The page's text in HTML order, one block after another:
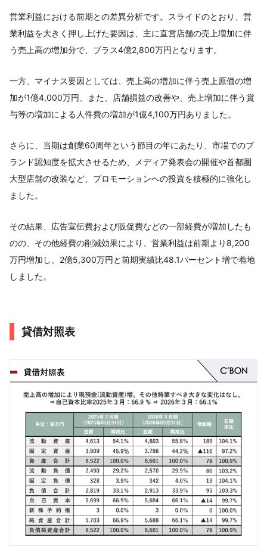
営業利益における前期との差異分析です。スライドのとおり、営
業利益を大きく押し上げた要因は、主に直営店舗の売上増加に伴
う売上高の増加分で、プラス4億2,800万円となります。
一方、マイナス要因としては、売上高の増加に伴う売上原価の増
加が1億4,000万円、また、店舗損益の改善や、売上増加に伴う賞
与等の増加による人件費の増加が1億4,100万円ありました。
さらに、当期は創業60周年という節目の年にあたり、市場でのブ
ランド認知度を拡大させるため、メディア発表会の開催や首都圏
大型店舗の改装など、プロモーションへの投資を積極的に強化し
ました。
その結果、広告宣伝費および販促費などの一部経費が増加したも
のの、その他経費の削減効果により、営業利益は前期より8,200
万円増加し、2億5,300万円と前期実績比48.1パーセント増で着地
しました。
貸借対照表